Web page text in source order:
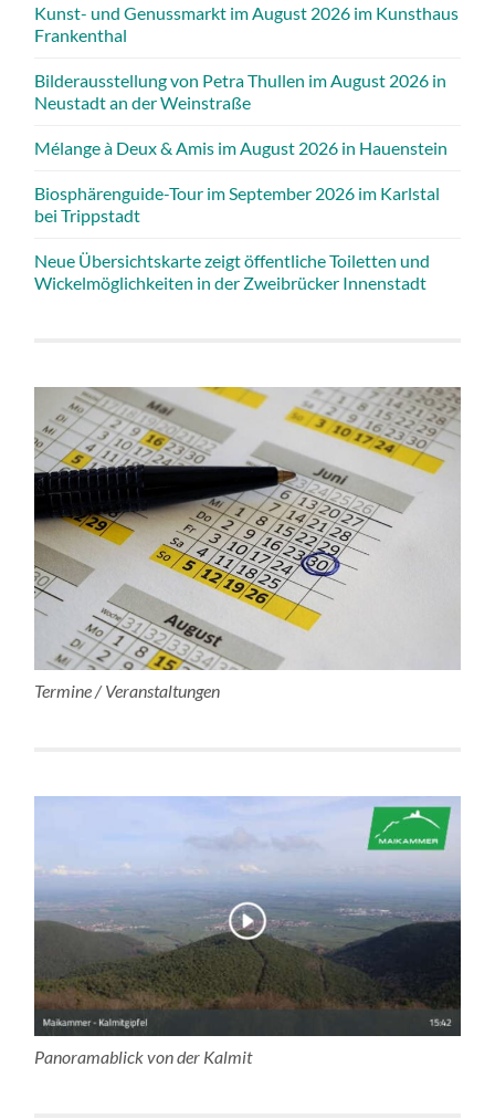
Kunst- und Genussmarkt im August 2026 im Kunsthaus
Frankenthal
Bilderausstellung von Petra Thullen im August 2026 in
Neustadt an der Weinstraße
Mélange à Deux & Amis im August 2026 in Hauenstein
Biosphärenguide-Tour im September 2026 im Karlstal
bei Trippstadt
Neue Übersichtskarte zeigt öffentliche Toiletten und
Wickelmöglichkeiten in der Zweibrücker Innenstadt
Termine / Veranstaltungen
Panoramablick von der Kalmit